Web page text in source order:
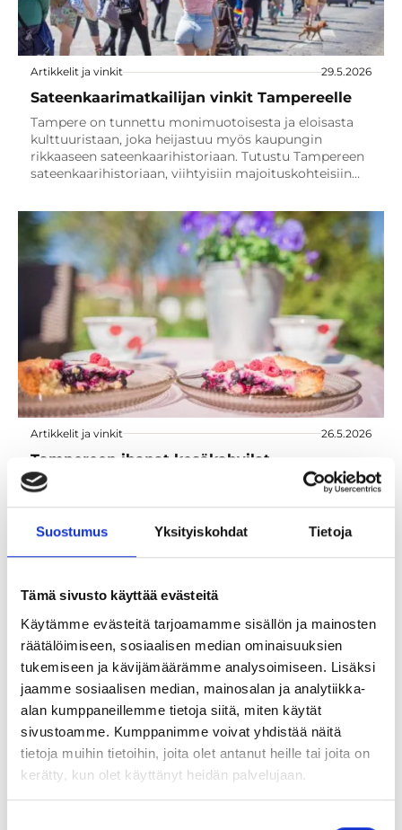
Suostumus Yksityiskohdat Tietoja
Tämä sivusto käyttää evästeitä
Käytämme evästeitä tarjoamamme sisällön ja mainosten
räätälöimiseen, sosiaalisen median ominaisuuksien
tukemiseen ja kävijämäärämme analysoimiseen. Lisäksi
jaamme sosiaalisen median, mainosalan ja analytiikka-
alan kumppaneillemme tietoja siitä, miten käytät
sivustoamme. Kumppanimme voivat yhdistää näitä
tietoja muihin tietoihin, joita olet antanut heille tai joita on
kerätty, kun olet käyttänyt heidän palvelujaan.
Artikkelit ja vinkit 29.5.2026
Sateenkaarimatkailijan vinkit Tampereelle
Tampere on tunnettu monimuotoisesta ja eloisasta
kulttuuristaan, joka heijastuu myös kaupungin
rikkaaseen sateenkaarihistoriaan. Tutustu Tampereen
sateenkaarihistoriaan, viihtyisiin majoituskohteisiin…
Artikkelit ja vinkit 26.5.2026
Tampereen ihanat kesäkahvilat
Kesällä kannattaa poiketa Tampereen kesäkahviloissa
Artikkelit ja vinkit
Kesän tapahtumia Tampereen seudulla 2026